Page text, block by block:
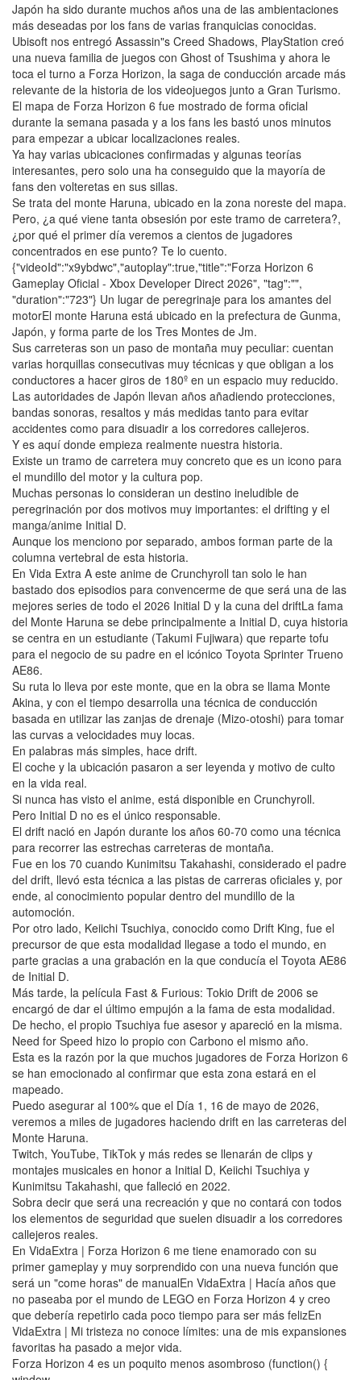
Japón ha sido durante muchos años una de las ambientaciones
más deseadas por los fans de varias franquicias conocidas.
Ubisoft nos entregó Assassin"s Creed Shadows, PlayStation creó
una nueva familia de juegos con Ghost of Tsushima y ahora le
toca el turno a Forza Horizon, la saga de conducción arcade más
relevante de la historia de los videojuegos junto a Gran Turismo.
El mapa de Forza Horizon 6 fue mostrado de forma oficial
durante la semana pasada y a los fans les bastó unos minutos
para empezar a ubicar localizaciones reales.
Ya hay varias ubicaciones confirmadas y algunas teorías
interesantes, pero solo una ha conseguido que la mayoría de
fans den volteretas en sus sillas.
Se trata del monte Haruna, ubicado en la zona noreste del mapa.
Pero, ¿a qué viene tanta obsesión por este tramo de carretera?,
¿por qué el primer día veremos a cientos de jugadores
concentrados en ese punto? Te lo cuento.
{"videoId":"x9ybdwc","autoplay":true,"title":"Forza Horizon 6
Gameplay Oficial - Xbox Developer Direct 2026", "tag":"",
"duration":"723"} Un lugar de peregrinaje para los amantes del
motorEl monte Haruna está ubicado en la prefectura de Gunma,
Japón, y forma parte de los Tres Montes de Jm.
Sus carreteras son un paso de montaña muy peculiar: cuentan
varias horquillas consecutivas muy técnicas y que obligan a los
conductores a hacer giros de 180º en un espacio muy reducido.
Las autoridades de Japón llevan años añadiendo protecciones,
bandas sonoras, resaltos y más medidas tanto para evitar
accidentes como para disuadir a los corredores callejeros.
Y es aquí donde empieza realmente nuestra historia.
Existe un tramo de carretera muy concreto que es un icono para
el mundillo del motor y la cultura pop.
Muchas personas lo consideran un destino ineludible de
peregrinación por dos motivos muy importantes: el drifting y el
manga/anime Initial D.
Aunque los menciono por separado, ambos forman parte de la
columna vertebral de esta historia.
En Vida Extra A este anime de Crunchyroll tan solo le han
bastado dos episodios para convencerme de que será una de las
mejores series de todo el 2026 Initial D y la cuna del driftLa fama
del Monte Haruna se debe principalmente a Initial D, cuya historia
se centra en un estudiante (Takumi Fujiwara) que reparte tofu
para el negocio de su padre en el icónico Toyota Sprinter Trueno
AE86.
Su ruta lo lleva por este monte, que en la obra se llama Monte
Akina, y con el tiempo desarrolla una técnica de conducción
basada en utilizar las zanjas de drenaje (Mizo-otoshi) para tomar
las curvas a velocidades muy locas.
En palabras más simples, hace drift.
El coche y la ubicación pasaron a ser leyenda y motivo de culto
en la vida real.
Si nunca has visto el anime, está disponible en Crunchyroll.
Pero Initial D no es el único responsable.
El drift nació en Japón durante los años 60-70 como una técnica
para recorrer las estrechas carreteras de montaña.
Fue en los 70 cuando Kunimitsu Takahashi, considerado el padre
del drift, llevó esta técnica a las pistas de carreras oficiales y, por
ende, al conocimiento popular dentro del mundillo de la
automoción.
Por otro lado, Keiichi Tsuchiya, conocido como Drift King, fue el
precursor de que esta modalidad llegase a todo el mundo, en
parte gracias a una grabación en la que conducía el Toyota AE86
de Initial D.
Más tarde, la película Fast & Furious: Tokio Drift de 2006 se
encargó de dar el último empujón a la fama de esta modalidad.
De hecho, el propio Tsuchiya fue asesor y apareció en la misma.
Need for Speed hizo lo propio con Carbono el mismo año.
Esta es la razón por la que muchos jugadores de Forza Horizon 6
se han emocionado al confirmar que esta zona estará en el
mapeado.
Puedo asegurar al 100% que el Día 1, 16 de mayo de 2026,
veremos a miles de jugadores haciendo drift en las carreteras del
Monte Haruna.
Twitch, YouTube, TikTok y más redes se llenarán de clips y
montajes musicales en honor a Initial D, Keiichi Tsuchiya y
Kunimitsu Takahashi, que falleció en 2022.
Sobra decir que será una recreación y que no contará con todos
los elementos de seguridad que suelen disuadir a los corredores
callejeros reales.
En VidaExtra | Forza Horizon 6 me tiene enamorado con su
primer gameplay y muy sorprendido con una nueva función que
será un "come horas" de manualEn VidaExtra | Hacía años que
no paseaba por el mundo de LEGO en Forza Horizon 4 y creo
que debería repetirlo cada poco tiempo para ser más felizEn
VidaExtra | Mi tristeza no conoce límites: una de mis expansiones
favoritas ha pasado a mejor vida.
Forza Horizon 4 es un poquito menos asombroso (function() {